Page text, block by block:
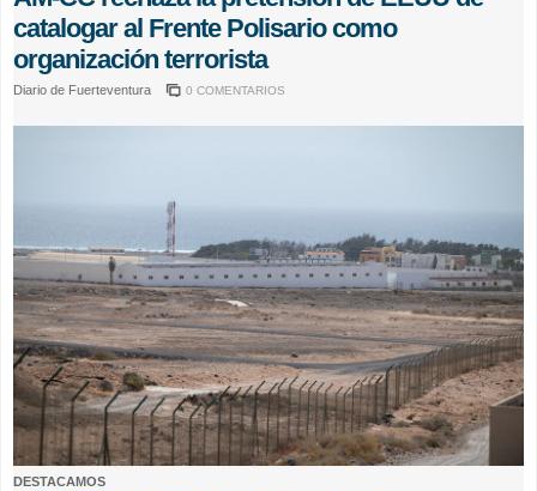
catalogar al Frente Polisario como
organización terrorista
Diario de Fuerteventura 0 COMENTARIOS
DESTACAMOS